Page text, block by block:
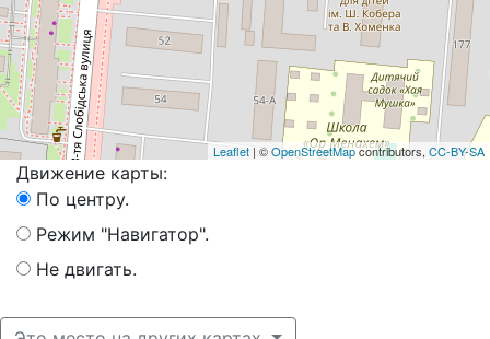
Leaflet | ©OpenStreetMapcontributors, CC-BY-SA
Движение карты:
По центру.
Режим "Навигатор".
Не двигать.